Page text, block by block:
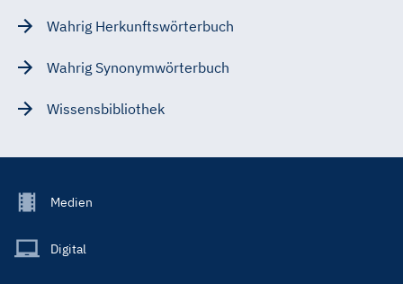
Wahrig Herkunftswörterbuch
Wahrig Synonymwörterbuch
Wissensbibliothek
Footer
Main
Medien
Digital